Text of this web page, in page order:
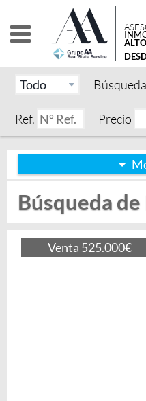
Búsqueda
Ref. Precio
Búsqueda
Venta 525.000€